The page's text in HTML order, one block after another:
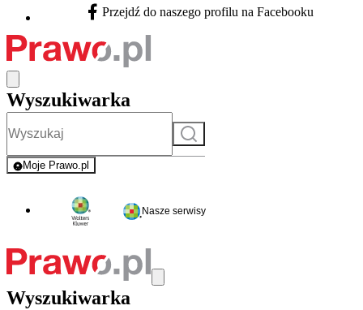
Facebook - otwiera się w nowej karcie
Przejdź do naszego profilu na Facebooku
Wyszukiwarka
Szukaj
Moje Prawo.pl
- rejestracja i logowanie do serwisu
Nasze serwisy
Wyszukiwarka